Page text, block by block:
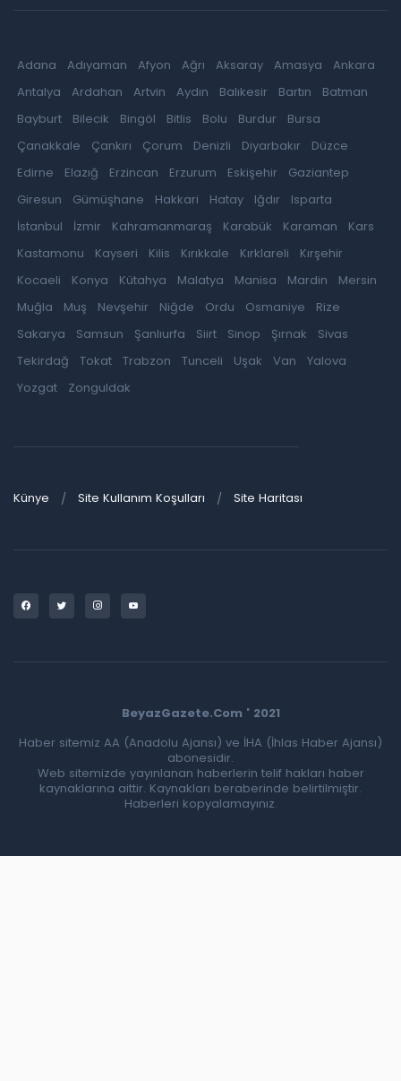
Adana Adıyaman Afyon Ağrı Aksaray Amasya
Ankara
Antalya
Ardahan Artvin Aydın Balıkesir Bartın
Batman
Bayburt
Bilecik Bingöl Bitlis Bolu Burdur
Bursa
Çanakkale
Çankırı Çorum Denizli Diyarbakır
Düzce
Edirne
Elazığ Erzincan Erzurum Eskişehir
Gaziantep
Giresun
Gümüşhane Hakkari Hatay Iğdır
Isparta
İstanbul
İzmir Kahramanmaraş Karabük Karaman
Kars
Kastamonu
Kayseri Kilis Kırıkkale Kırklareli
Kırşehir
Kocaeli
Konya Kütahya Malatya Manisa Mardin
Mersin
Muğla
Muş Nevşehir Niğde Ordu Osmaniye
Rize
Sakarya
Samsun Şanlıurfa Siirt Sinop Şırnak
Sivas
Tekirdağ
Tokat Trabzon Tunceli Uşak Van
Yalova
Yozgat
Zonguldak
Künye Site Kullanım Koşulları Site Haritası
BeyazGazete.Com ' 2021
Haber sitemiz AA (Anadolu Ajansı) ve İHA (İhlas Haber Ajansı)
abonesidir.
Web sitemizde yayınlanan haberlerin telif hakları haber
kaynaklarına aittir. Kaynakları beraberinde belirtilmiştir.
Haberleri kopyalamayınız.